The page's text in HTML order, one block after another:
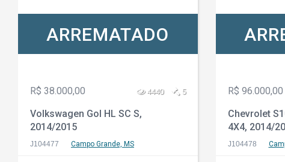
ARREMATADO
R$ 38.000,00 4440 5
Volkswagen Gol HL SC S,
2014/2015
J104477 Campo Grande, MS
R$ 96.000,00
Chevrolet
4X4, 2014/
J104478